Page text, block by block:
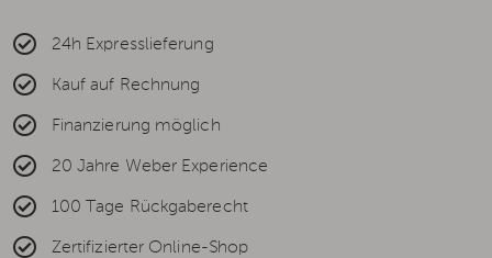
24h Expresslieferung
Kauf auf Rechnung
Finanzierung möglich
20 Jahre Weber Experience
100 Tage Rückgaberecht
Zertifizierter Online-Shop